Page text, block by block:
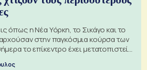
όπως η Νέα Υόρκη, το Σικάγο και το
στην παγκόσμια κούρσα των
το επίκεντρο έχει μετατοπιστεί